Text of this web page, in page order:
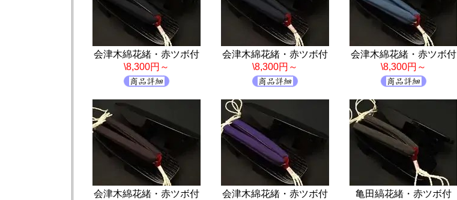
会津木綿花緒・赤ツボ付
\8,300円～
会津木綿花緒・赤ツボ付
\8,300円～
会津木綿花緒・赤ツボ付
\8,300円～
会津木綿花緒・赤ツボ付
会津木綿花緒・赤ツボ付
亀田縞花緒・赤ツボ付